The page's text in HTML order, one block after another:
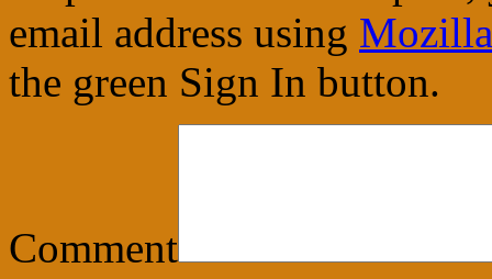
email address using
the green Sign In button.
Comment